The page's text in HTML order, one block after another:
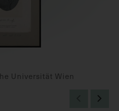
Universität Wien